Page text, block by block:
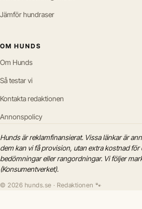
Jämför hundraser
OM HUNDS
Om Hunds
Så testar vi
Kontakta redaktionen
Annonspolicy
Hunds är reklamfinansierat. Vissa länkar är
dem kan vi få provision, utan extra kostnad för
bedömningar eller rangordningar. Vi följer
(Konsumentverket).
© 2026 hunds.se · Redaktionen 🐾